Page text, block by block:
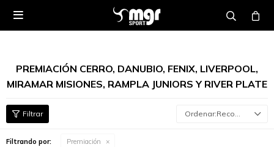

PREMIACIÓN CERRO, DANUBIO, FENIX, LIVERPOOL,
MIRAMAR MISIONES, RAMPLA JUNIORS Y RIVER PLATE
Recomendados
Filtrando por: Premiación